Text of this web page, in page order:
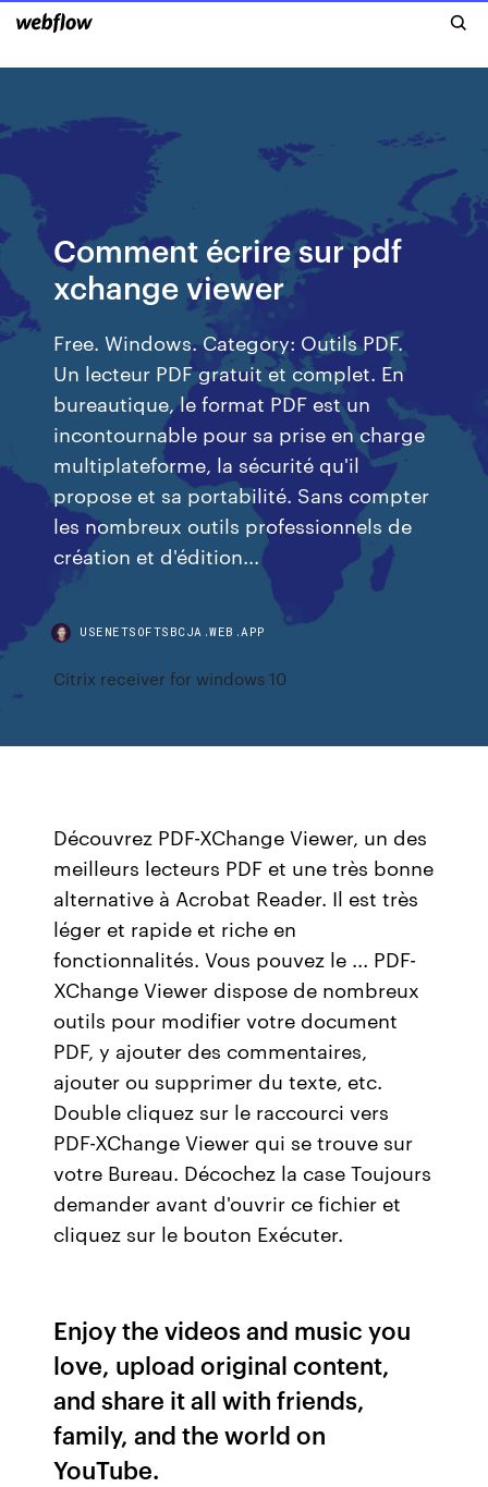
Comment écrire sur pdf
xchange viewer
Free. Windows. Category: Outils PDF.
Un lecteur PDF gratuit et complet. En
bureautique, le format PDF est un
incontournable pour sa prise en charge
multiplateforme, la sécurité qu'il
propose et sa portabilité. Sans compter
les nombreux outils professionnels de
création et d'édition...
USENETSOFTSBCJA.WEB.APP
Citrix receiver for windows 10
Découvrez PDF-XChange Viewer, un des
meilleurs lecteurs PDF et une très bonne
alternative à Acrobat Reader. Il est très
léger et rapide et riche en
fonctionnalités. Vous pouvez le ... PDF-
XChange Viewer dispose de nombreux
outils pour modifier votre document
PDF, y ajouter des commentaires,
ajouter ou supprimer du texte, etc.
Double cliquez sur le raccourci vers
PDF-XChange Viewer qui se trouve sur
votre Bureau. Décochez la case Toujours
demander avant d'ouvrir ce fichier et
cliquez sur le bouton Exécuter.
Enjoy the videos and music you
love, upload original content,
and share it all with friends,
family, and the world on
YouTube.